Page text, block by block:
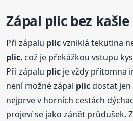
Zápal plicbez kašle
Při zápalu plicvzniklá tekutina
plic, což je překážkou vstupu
Při zápalu plic je vždy přítomna
není možné zápal plicdostat jen
nejprve v horních cestách
projeví se jako zánět průdušek.